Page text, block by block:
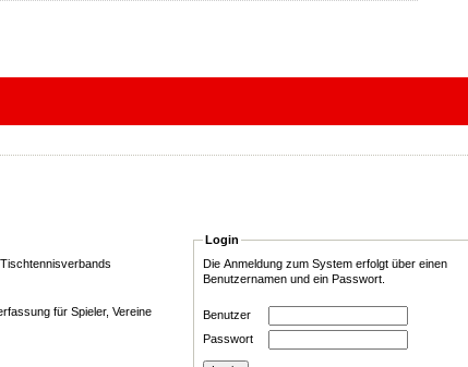
für Spieler, Vereine
Login
Die Anmeldung zum System erfolgt über einen
Benutzernamen und ein Passwort.
Benutzer
Passwort